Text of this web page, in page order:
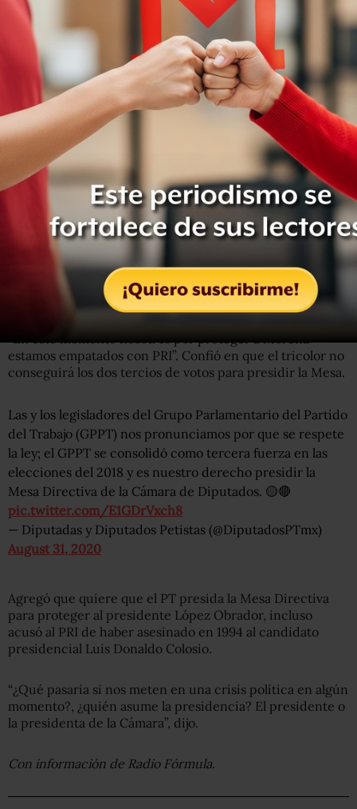
Obrador expresó su respeto al Poder Legislativo, dio una
opinión porque se apegue a la legalidad”.
Daremos la batalla
El petista Gerardo Fernández Noroña aseguró en
conferencia que su partido dará la batalla porque “es
moralmente inviable que el PRI presida la Mesa
Directiva”.
Aseguró que el PT colaboró con Morena para que tuviera
mayoría y presidiera la Junta de Coordinación Política y
la Mesa Directiva el primer año de la legislatura.
AMLO pide al PT ‘dejar de maniobrar’ para
conseguir la presidencia de San Lázaro
estamos empatados con PRI”. Confió en que el tricolor no
conseguirá los dos tercios de votos para presidir la Mesa.
Las y los legisladores del Grupo Parlamentario del Partido
del Trabajo (GPPT) nos pronunciamos por que se respete
la ley; el GPPT se consolidó como tercera fuerza en las
elecciones del 2018 y es nuestro derecho presidir la
Mesa Directiva de la Cámara de Diputados. 🟡🔴
pic.twitter.com/E1GDrVxch8
— Diputadas y Diputados Petistas (@DiputadosPTmx)
August 31, 2020
Agregó que quiere que el PT presida la Mesa Directiva
para proteger al presidente López Obrador, incluso
acusó al PRI de haber asesinado en 1994 al candidato
presidencial Luis Donaldo Colosio.
“¿Qué pasaría si nos meten en una crisis política en algún
momento?, ¿quién asume la presidencia? El presidente o
la presidenta de la Cámara”, dijo.
Con información de Radio Fórmula.